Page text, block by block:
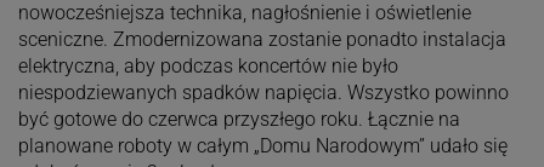
nowocześniejsza technika, nagłośnienie i oświetlenie
sceniczne. Zmodernizowana zostanie ponadto instalacja
elektryczna, aby podczas koncertów nie było
niespodziewanych spadków napięcia. Wszystko powinno
być gotowe do czerwca przyszłego roku. Łącznie na
planowane roboty w całym „Domu Narodowym” udało się